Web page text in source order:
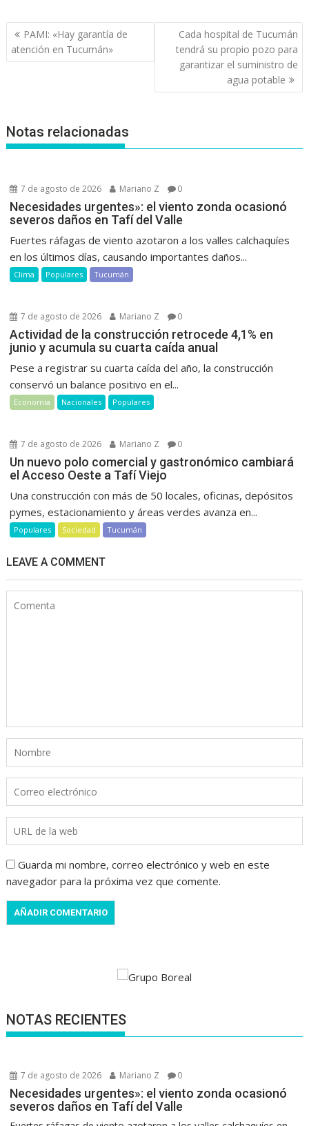
Navegación
de
entradas
PAMI: «Hay garantía de
atención en Tucumán»
Cada hospital de Tucumán
tendrá su propio pozo para
garantizar el suministro de
agua potable
Notas relacionadas
7 de agosto de 2026 Mariano Z 0
Necesidades urgentes»: el viento zonda ocasionó
severos daños en Tafí del Valle
Fuertes ráfagas de viento azotaron a los valles calchaquíes
en los últimos días, causando importantes daños...
Clima Populares Tucumán
7 de agosto de 2026 Mariano Z 0
Actividad de la construcción retrocede 4,1% en
junio y acumula su cuarta caída anual
Pese a registrar su cuarta caída del año, la construcción
conservó un balance positivo en el...
Economía Nacionales Populares
7 de agosto de 2026 Mariano Z 0
Un nuevo polo comercial y gastronómico cambiará
el Acceso Oeste a Tafí Viejo
Una construcción con más de 50 locales, oficinas, depósitos
pymes, estacionamiento y áreas verdes avanza en...
Populares Sociedad Tucumán
LEAVE A COMMENT
Guarda mi nombre, correo electrónico y web en este
navegador para la próxima vez que comente.
NOTAS RECIENTES
7 de agosto de 2026 Mariano Z 0
Necesidades urgentes»: el viento zonda ocasionó
severos daños en Tafí del Valle